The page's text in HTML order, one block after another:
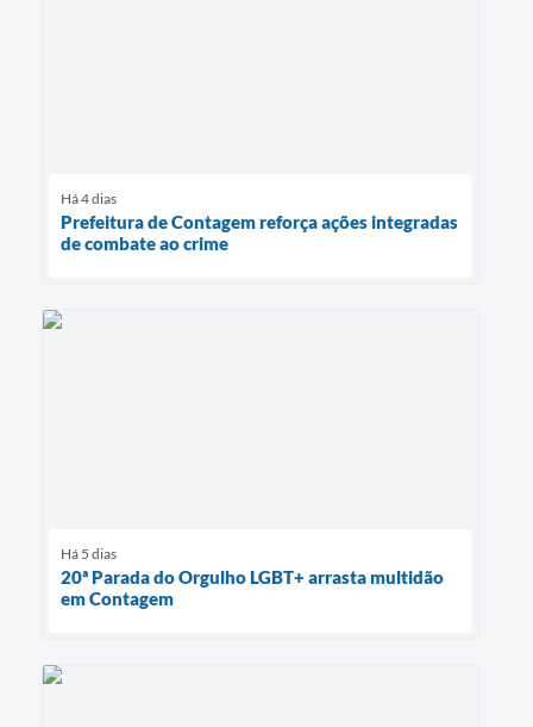
Há 4 dias
Prefeitura de Contagem reforça ações integradas
de combate ao crime
Há 5 dias
20ª Parada do Orgulho LGBT+ arrasta multidão
em Contagem